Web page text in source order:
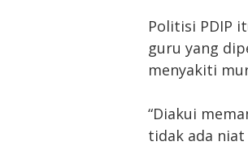
Politisi PDIP
guru yang
menyakiti
“Diakui
tidak ada